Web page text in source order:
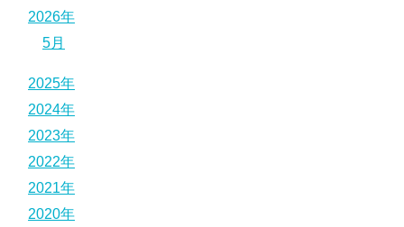
2026年
5月
2025年
2024年
2023年
2022年
2021年
2020年